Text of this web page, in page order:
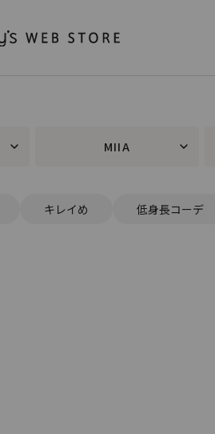
MIIA
キレイめ 低身長コーデ